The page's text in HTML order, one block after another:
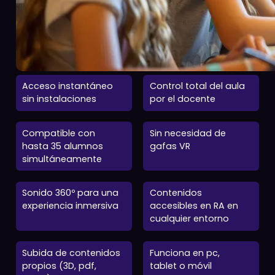
Características clave en el sector